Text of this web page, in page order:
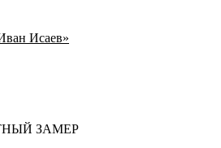
Исаев»
ЗАМЕР